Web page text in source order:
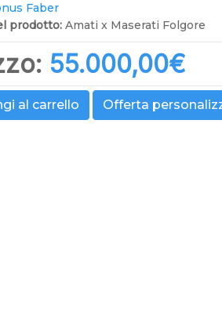
Faber
prodotto: Amati x Maserati Folgore
55.000,00‎€
al carrello Offerta